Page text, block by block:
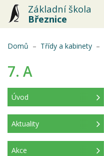
Základní škola
Březnice
Domů Třídy a kabinety
7. A
Úvod
(aktuální)
Aktuality
Akce